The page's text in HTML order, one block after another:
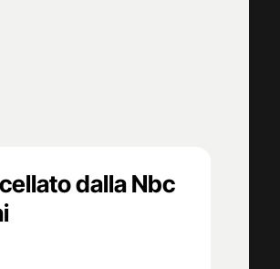
dalla Nbc